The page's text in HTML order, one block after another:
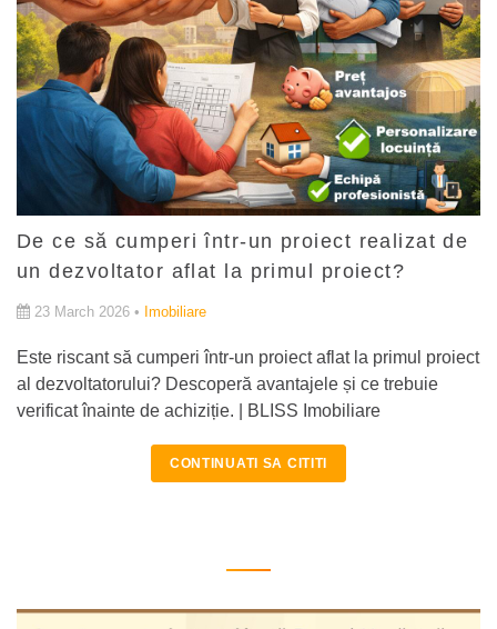
De ce să cumperi într-un proiect realizat de
un dezvoltator aflat la primul proiect?
23 March 2026 • Imobiliare
Este riscant să cumperi într-un proiect aflat la primul proiect
al dezvoltatorului? Descoperă avantajele și ce trebuie
verificat înainte de achiziție. | BLISS Imobiliare
CONTINUATI SA CITITI